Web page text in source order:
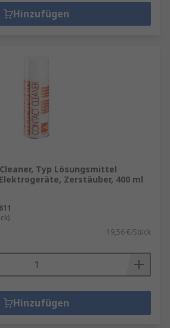
Hinzufügen
Typ Lösungsmittel
Zerstäuber, 400 ml
19,56 €/Stück
Hinzufügen